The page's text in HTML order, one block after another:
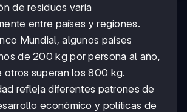
de residuos varía
entre países y regiones.
Mundial, algunos países
de 200 kg por persona al año,
otros superan los 800 kg.
refleja diferentes patrones de
económico y políticas de